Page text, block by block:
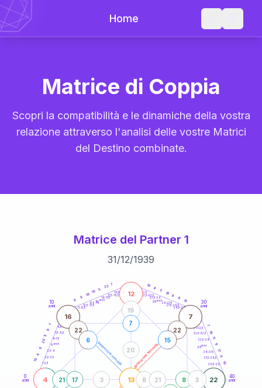
Home
Matrice di Coppia
Scopri la compatibilità e le dinamiche della vostra
relazione attraverso l'analisi delle vostre Matrici
del Destino combinate.
Matrice del Partner 1
31/12/1939
generazione maschile generazione femminile
0
anni
10
anni
30
anni
40
anni
1-2,5
2,5-3,5
3,5-4
6-7,5
7,5-8,5
8,5-9
11-12,5
12,5-13,5
13,5-14
16-17,5
17,5-18,5
18,5-19
21-22,5
22,5-23,5
23,5-24
26-27,5
27,5-28,5
28,5-29
31-32,5
32,5-33,5
33,5-34
36-37,5
37,5-38,5
38,5-39
10
6
8
20
11
9
7
6
8
18
10
5
22 7 16 4
5
19
9
8
15
7
18
11
11
17
6
10
4
12
22
13
16 7
8
21
19
3
17
7
8 21
3
20
22
6
22
15
5anni
15 anni 25anni
35anni